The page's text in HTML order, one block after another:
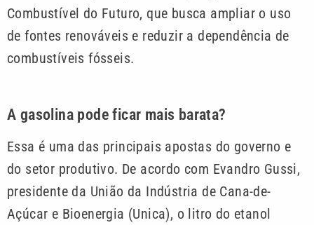
Combustível do Futuro, que busca ampliar o uso
de fontes renováveis e reduzir a dependência de
combustíveis fósseis.
A gasolina pode ficar mais barata?
Essa é uma das principais apostas do governo e
do setor produtivo. De acordo com Evandro Gussi,
presidente da União da Indústria de Cana-de-
Açúcar e Bioenergia (Unica), o litro do etanol